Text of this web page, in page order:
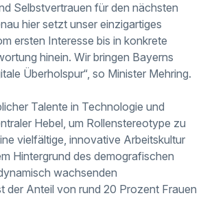
Selbstvertrauen für den nächsten
hier setzt unser einzigartiges
ersten Interesse bis in konkrete
hinein. Wir bringen Bayerns
Überholspur“, so Minister Mehring.
Talente in Technologie und
Hebel, um Rollenstereotype zu
vielfältige, innovative Arbeitskultur
Hintergrund des demografischen
wachsenden
der Anteil von rund 20 Prozent Frauen